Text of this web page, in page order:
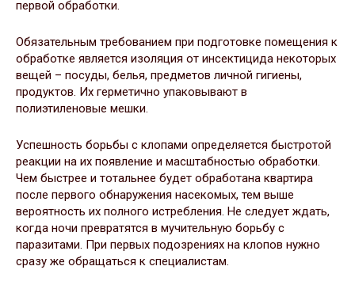
первой обработки.
Обязательным требованием при подготовке помещения к
обработке является изоляция от инсектицида некоторых
вещей – посуды, белья, предметов личной гигиены,
продуктов. Их герметично упаковывают в
полиэтиленовые мешки.
Успешность борьбы с клопами определяется быстротой
реакции на их появление и масштабностью обработки.
Чем быстрее и тотальнее будет обработана квартира
после первого обнаружения насекомых, тем выше
вероятность их полного истребления. Не следует ждать,
когда ночи превратятся в мучительную борьбу с
паразитами. При первых подозрениях на клопов нужно
сразу же обращаться к специалистам.